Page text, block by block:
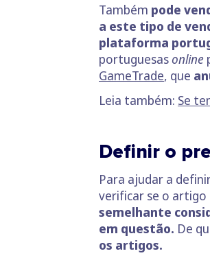
Também pode
a este tipo de
plataforma
portuguesas online
GameTrade, que
Leia também: Se
Definir o
Para ajudar a
verificar se o artigo
semelhante
em questão. De
os artigos.